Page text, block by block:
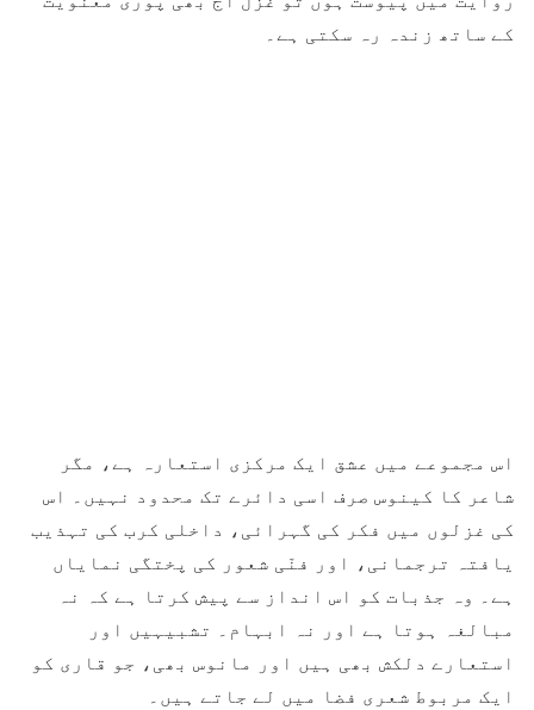
کے ساتھ زندہ رہ سکتی ہے۔
اس مجموعے میں عشق ایک مرکزی استعارہ ہے، مگر
شاعر کا کینوس صرف اسی دائرے تک محدود نہیں۔ اس
کی غزلوں میں فکر کی گہرائی، داخلی کرب کی تہذیب
یافتہ ترجمانی، اور فنّی شعور کی پختگی نمایاں
ہے۔ وہ جذبات کو اس انداز سے پیش کرتا ہے کہ نہ
مبالغہ ہوتا ہے اور نہ ابہام۔ تشبیہیں اور
استعارے دلکش بھی ہیں اور مانوس بھی، جو قاری کو
ایک مربوط شعری فضا میں لے جاتے ہیں۔